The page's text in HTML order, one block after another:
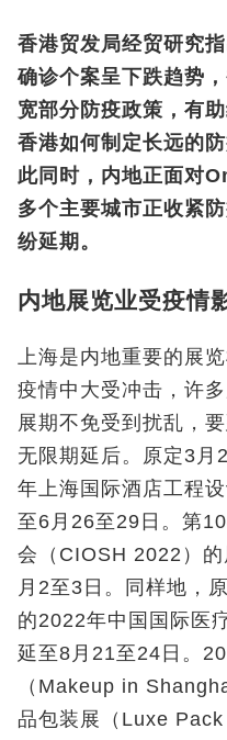
香港贸发局经贸研究
确诊个案呈下跌趋势
宽部分防疫政策，有
香港如何制定长远的
此同时，内地正面对
多个主要城市正收紧
纷延期。
内地展览业受疫情
上海是内地重要的展
疫情中大受冲击，许
展期不免受到扰乱，
无限期延后。原定3月
年上海国际酒店工程
至6月26至29日。第
会（CIOSH 2022）
月2至3日。同样地，
的2022年中国国际医
延至8月21至24日。
（Makeup in
品包装展（Luxe